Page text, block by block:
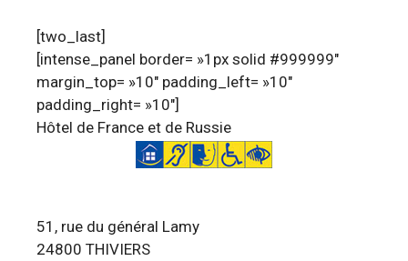
[two_last]
[intense_panel border= »1px solid #999999″
margin_top= »10″ padding_left= »10″
padding_right= »10″]
Hôtel de France et de Russie
51, rue du général Lamy
24800 THIVIERS